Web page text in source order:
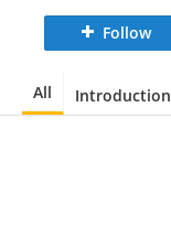
Follow
All Introduction